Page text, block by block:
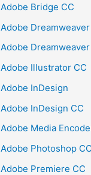
Adobe Bridge CC
Adobe Dreamweaver
Adobe
Adobe Illustrator CC
Adobe InDesign
Adobe InDesign CC
Adobe Media
Adobe Photoshop CC
Adobe Premiere CC